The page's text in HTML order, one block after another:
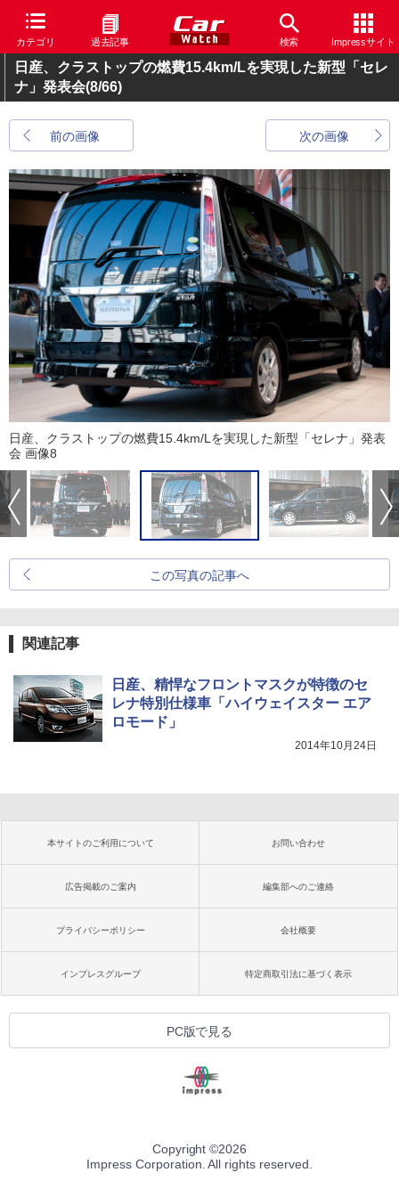
カテゴリ 過去記事 検索 Impressサイト
日産、クラストップの燃費15.4km/Lを実現した新型「セレ
ナ」発表会(8/66)
前の画像 次の画像
日産、クラストップの燃費15.4km/Lを実現した新型「セレナ」発表
会 画像8
この写真の記事へ
関連記事
日産、精悍なフロントマスクが特徴のセ
レナ特別仕様車「ハイウェイスター エア
ロモード」
2014年10月24日
本サイトのご利用について お問い合わせ
広告掲載のご案内 編集部へのご連絡
プライバシーポリシー 会社概要
インプレスグループ 特定商取引法に基づく表示
PC版で見る
Copyright ©2026
Impress Corporation. All rights reserved.